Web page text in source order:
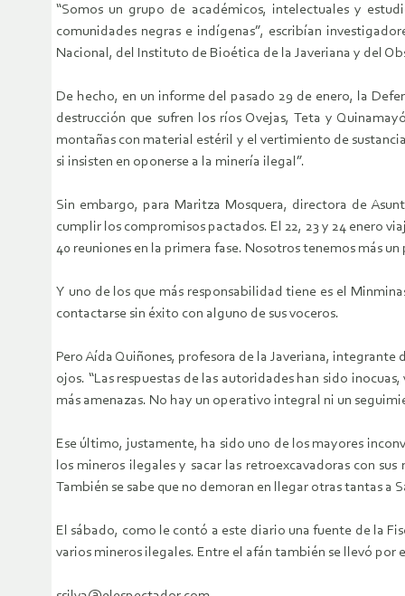
“Somos un grupo de académicos, intelectuales y
comunidades negras e indígenas”, escribían
Nacional, del Instituto de Bioética de la Javeriana y del
De hecho, en un informe del pasado 29 de enero, la
destrucción que sufren los ríos Ovejas, Teta y
montañas con material estéril y el vertimiento de
si insisten en oponerse a la minería ilegal”.
Sin embargo, para Maritza Mosquera, directora de
cumplir los compromisos pactados. El 22, 23 y 24 enero
40 reuniones en la primera fase. Nosotros tenemos más
Y uno de los que más responsabilidad tiene es el
contactarse sin éxito con alguno de sus voceros.
Pero Aída Quiñones, profesora de la Javeriana,
ojos. “Las respuestas de las autoridades han sido
más amenazas. No hay un operativo integral ni un
Ese último, justamente, ha sido uno de los mayores
los mineros ilegales y sacar las retroexcavadoras con
También se sabe que no demoran en llegar otras tantas a
El sábado, como le contó a este diario una fuente de la
varios mineros ilegales. Entre el afán también se llevó